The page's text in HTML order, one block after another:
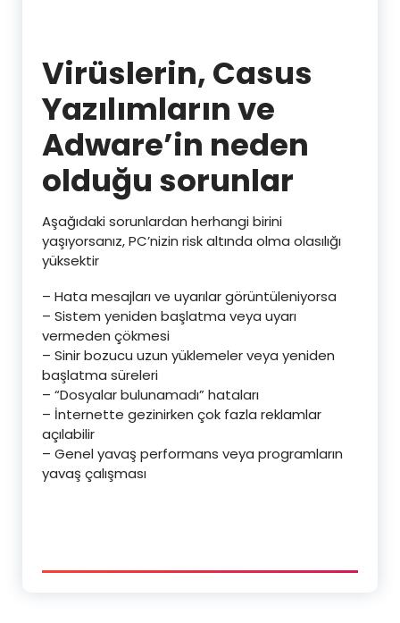
Virüslerin, Casus
Yazılımların ve
Adware’in neden
olduğu sorunlar
Aşağıdaki sorunlardan herhangi birini
yaşıyorsanız, PC’nizin risk altında olma olasılığı
yüksektir
– Hata mesajları ve uyarılar görüntüleniyorsa
– Sistem yeniden başlatma veya uyarı
vermeden çökmesi
– Sinir bozucu uzun yüklemeler veya yeniden
başlatma süreleri
– “Dosyalar bulunamadı” hataları
– İnternette gezinirken çok fazla reklamlar
açılabilir
– Genel yavaş performans veya programların
yavaş çalışması